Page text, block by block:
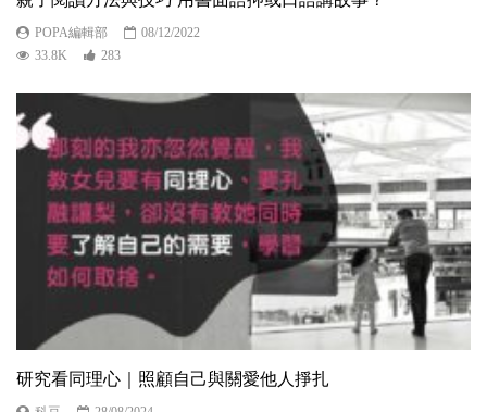
POPA編輯部
08/12/2022
33.8K
283
研究看同理心｜照顧自己與關愛他人掙扎